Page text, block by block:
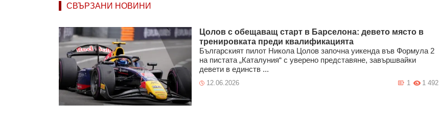
СВЪРЗАНИ НОВИНИ
Цолов с обещаващ старт в Барселона: девето място в
тренировката преди квалификацията
Българският пилот Никола Цолов започна уикенда във Формула 2
на пистата „Каталуния“ с уверено представяне, завършвайки
девети в единств ...
12.06.2026 1 492
1